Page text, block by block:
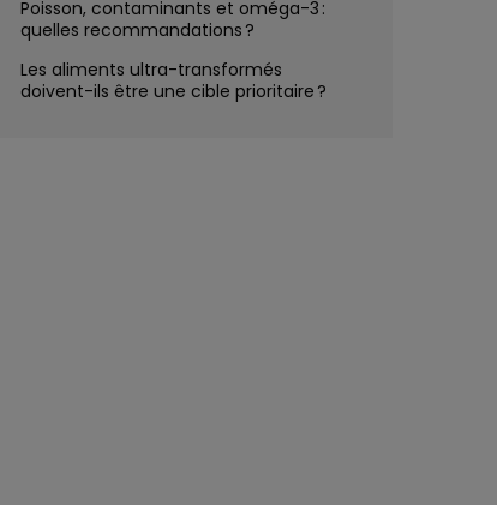
Poisson, contaminants et oméga-3 :
quelles recommandations ?
Les aliments ultra-transformés
doivent-ils être une cible prioritaire ?